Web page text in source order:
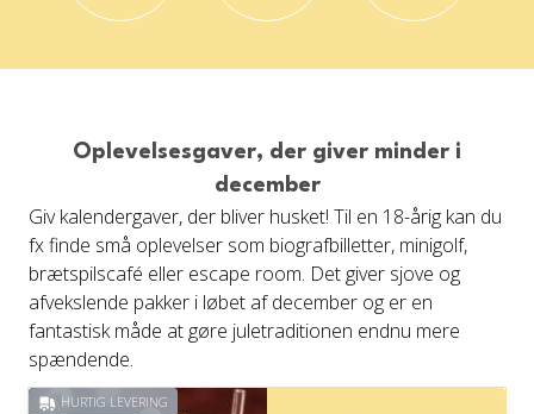
Oplevelsesgaver, der giver minder i
december
Giv kalendergaver, der bliver husket! Til en 18-årig kan du
fx finde små oplevelser som biografbilletter, minigolf,
brætspilscafé eller escape room. Det giver sjove og
afvekslende pakker i løbet af december og er en
fantastisk måde at gøre juletraditionen endnu mere
spændende.
HURTIG LEVERING